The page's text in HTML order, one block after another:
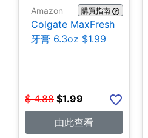
Amazon 購買指南
Colgate MaxFresh
牙膏 6.3oz $1.99
$ 4.88 $1.99
由此查看